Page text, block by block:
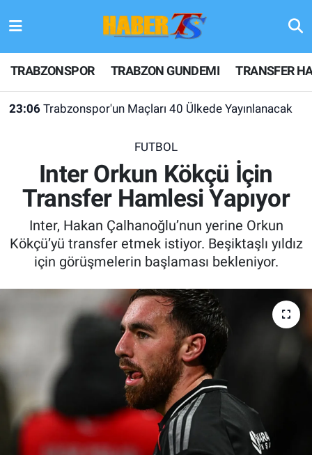
TRABZONSPOR TRABZON GUNDEMI TRANSFER
23:06 Trabzonspor'un Maçları 40 Ülkede Yayınlanacak
FUTBOL
Inter Orkun Kökçü İçin
Transfer Hamlesi Yapıyor
Inter, Hakan Çalhanoğlu’nun yerine Orkun
Kökçü’yü transfer etmek istiyor. Beşiktaşlı yıldız
için görüşmelerin başlaması bekleniyor.
TRABZONSPOR
TRABZON GUNDEMI
KULİS MEYDANI
1461 TRABZON
FUTBOL
ALT LIGLER
TV VE SİNEMA
BASKETBOL
SAĞLIK
GENEL
Hava Durumu
Trafik Durumu
Son Dakika Haberleri
Haber Arşivi